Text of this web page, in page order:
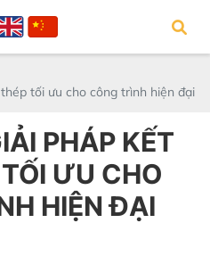
tối ưu cho công trình hiện đại
PHÁP KẾT
ƯU CHO
HIỆN ĐẠI